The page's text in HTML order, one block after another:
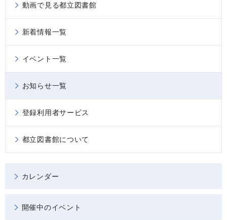
動画で見る都立図書館
新着情報一覧
イベント一覧
お知らせ一覧
登録利用者サービス
都立図書館について
カレンダー
開催中のイベント